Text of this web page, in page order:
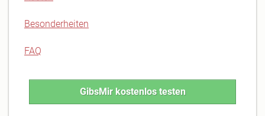
Besonderheiten
FAQ
GibsMir kostenlos testen